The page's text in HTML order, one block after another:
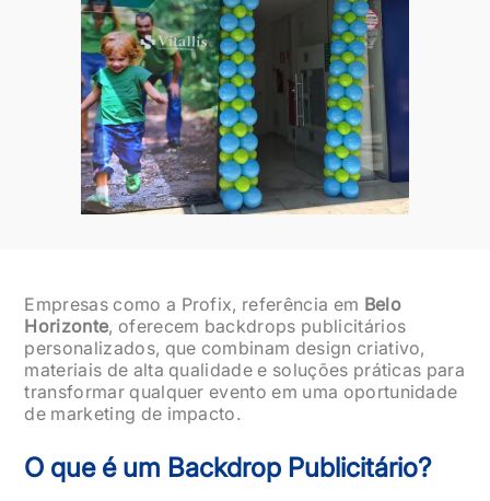
Empresas como a Profix, referência em Belo
Horizonte, oferecem backdrops publicitários
personalizados, que combinam design criativo,
materiais de alta qualidade e soluções práticas para
transformar qualquer evento em uma oportunidade
de marketing de impacto.
O que é um Backdrop Publicitário?